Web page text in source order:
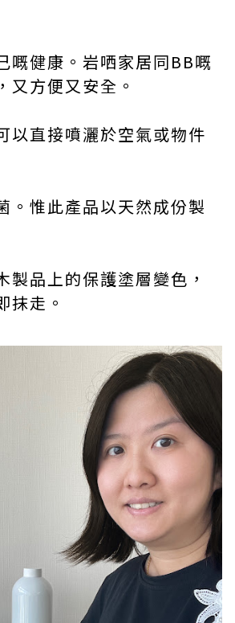
嘅健康。岩哂家居同BB嘅
又方便又安全。
以直接噴灑於空氣或物件
。惟此產品以天然成份製
製品上的保護塗層變色，
抹走。